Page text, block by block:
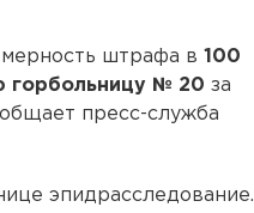
штрафа в 100
горбольницу № 20 за
пресс-служба
эпидрасследование.